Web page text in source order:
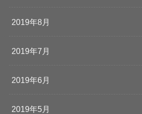
2019年8月
2019年7月
2019年6月
2019年5月